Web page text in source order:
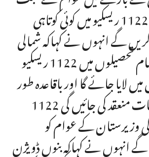
رائے لیں گے 1122 ریسکیو میں کوئی کوتاہی
گے انہوں نے کہاکہ شمالی
وزیرستان کی تمام تحصیلوں میں 1122 ریسکیو
لایا جائے گا اور باقاعدہ طور
پر افتتاحی تقریبات منعقد کی جائیں گی 1122
وزیرستان کے عوام کو
انہوں نے کہاکہ بنوں ڈویژن